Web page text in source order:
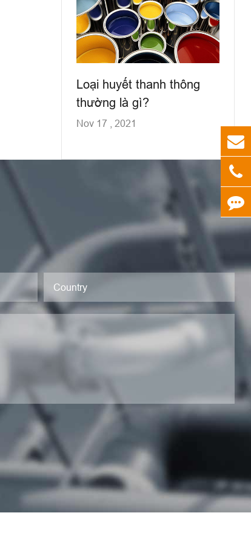
Loại huyết thanh thông
thường là gì?
Nov 17 , 2021